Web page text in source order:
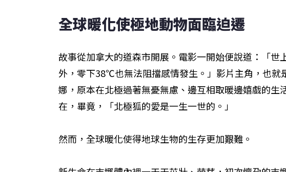
全球暖化使極地動物面臨迫遷
故事從加拿大的道森市開展。電影一開始便說道：「世
外，零下38℃也無法阻擋感情發生。」影片主角，也
娜，原本在北極過著無憂無慮、邊互相取暖邊嬉戲的生
在，畢竟，「北極狐的愛是一生一世的。」
然而，全球暖化使得地球生物的生存更加艱難。